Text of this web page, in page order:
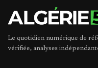
Le quotidien numérique de
vérifiée, analyses